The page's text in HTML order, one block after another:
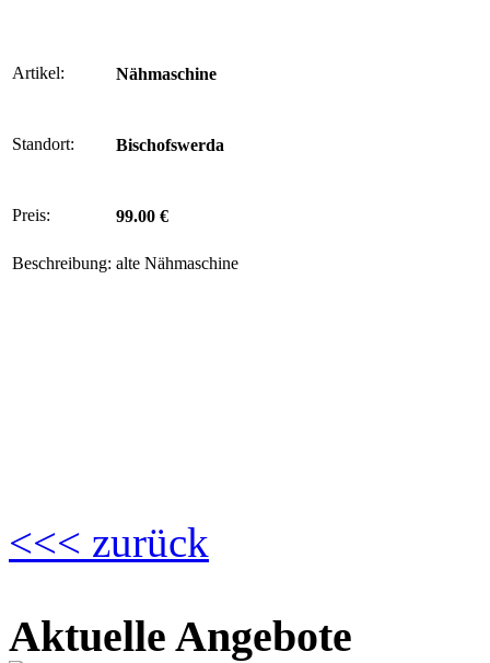
Artikel: Nähmaschine
Standort: Bischofswerda
Preis: 99.00 €
Beschreibung: alte Nähmaschine
<<< zurück
Aktuelle Angebote